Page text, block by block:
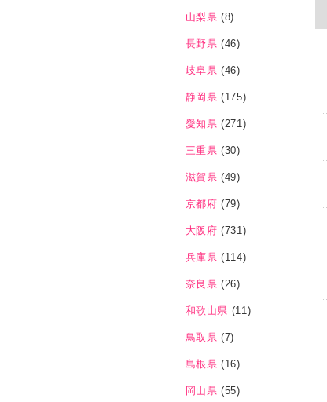
山梨県 (8)
長野県 (46)
岐阜県 (46)
静岡県 (175)
愛知県 (271)
三重県 (30)
滋賀県 (49)
京都府 (79)
大阪府 (731)
兵庫県 (114)
奈良県 (26)
和歌山県 (11)
鳥取県 (7)
島根県 (16)
岡山県 (55)